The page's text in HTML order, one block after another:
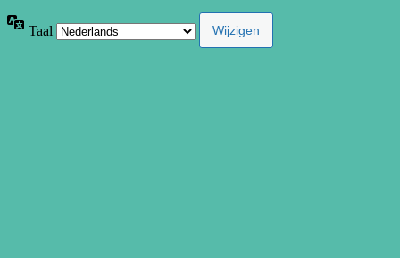
Taal